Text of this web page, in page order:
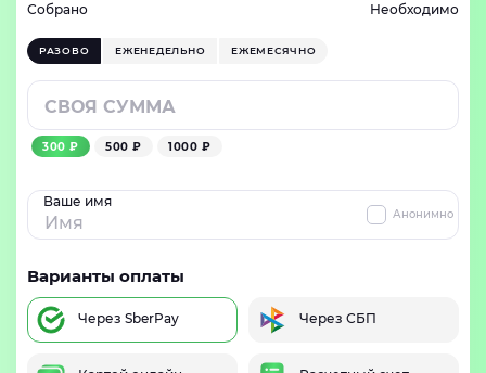
Собрано Необходимо
РАЗОВО ЕЖЕНЕДЕЛЬНО ЕЖЕМЕСЯЧНО
300 ₽ 500 ₽ 1000 ₽
Ваше имя
Анонимно
Варианты оплаты
Через SberPay Через СБП